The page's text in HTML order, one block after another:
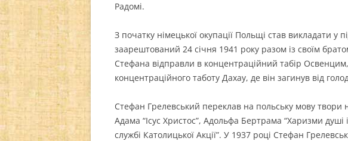
Радомі.
З початку німецької окупації Польщі став викладати у
заарештований 24 січня 1941 року разом із своїм
Стефана відправли в концентраційний табір
концентраційного таботу Дахау, де він загинув від
Стефан Грелевський переклав на польську мову твори
Адама “Ісус Христос”, Адольфа Бертрама “Харизми душі
службі Католицької Акції”. У 1937 році Стефан